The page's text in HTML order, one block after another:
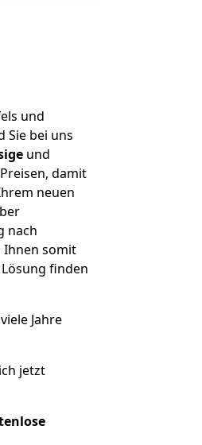
und
Sie bei uns
und
damit
neuen
nach
Ihnen somit
finden
Jahre
jetzt